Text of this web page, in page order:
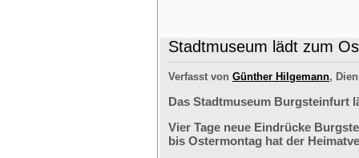
Stadtmuseum lädt zum
Verfasst von Günther Hilgemann,
Das Stadtmuseum Burgsteinfurt
Vier Tage neue Eindrücke
bis Ostermontag hat der